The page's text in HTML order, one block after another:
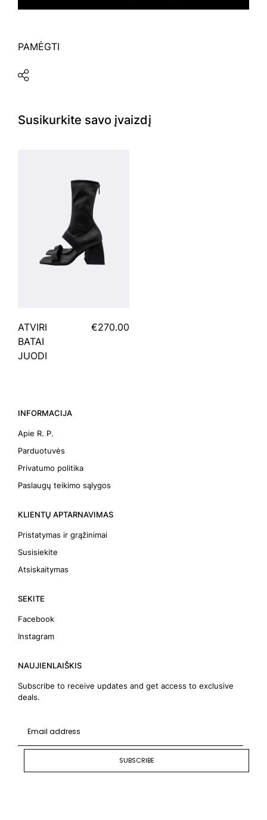
PAMĖGTI
Susikurkite savo įvaizdį
ATVIRI
BATAI
JUODI
€270.00
INFORMACIJA
Apie R. P.
Parduotuvės
Privatumo politika
Paslaugų teikimo sąlygos
KLIENTŲ APTARNAVIMAS
Pristatymas ir grąžinimai
Susisiekite
Atsiskaitymas
SEKITE
Facebook
Instagram
NAUJIENLAIŠKIS
Subscribe to receive updates and get access to exclusive
deals.
SUBSCRIBE